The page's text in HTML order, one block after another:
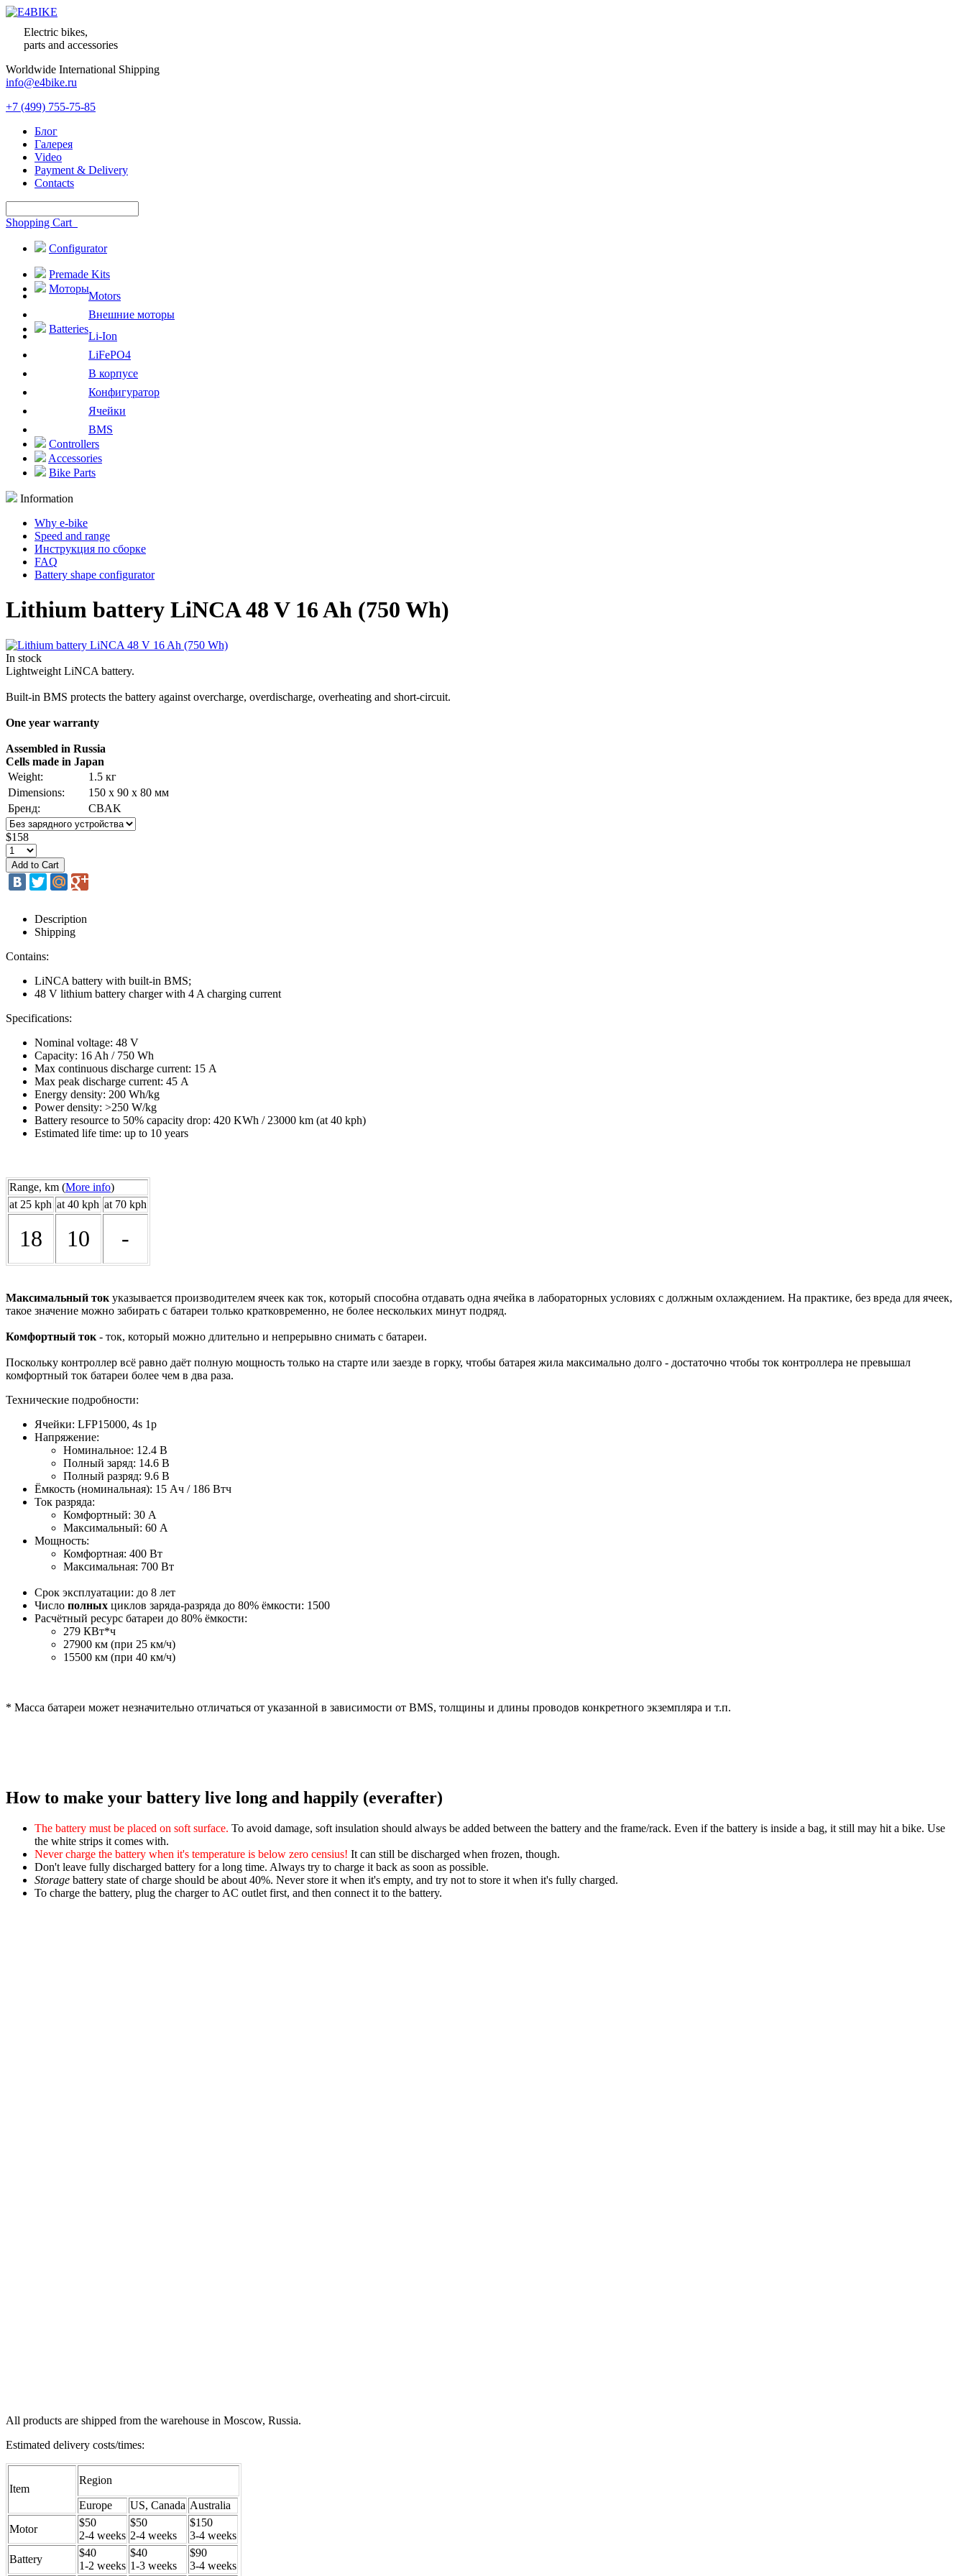
Electric bikes,
parts and accessories
Worldwide International Shipping
info@e4bike.ru
+7 (499) 755-75-85
Блог
Галерея
Video
Payment & Delivery
Contacts
Shopping Cart
Configurator
Premade Kits
Моторы
Motors
Внешние моторы
Batteries
Li-Ion
LiFePO4
В корпусе
Конфигуратор
Ячейки
BMS
Controllers
Accessories
Bike Parts
Information
Why e-bike
Speed and range
Инструкция по сборке
FAQ
Battery shape configurator
Lithium battery LiNCA 48 V 16 Ah (750 Wh)
In stock
Lightweight LiNCA battery.
Built-in BMS protects the battery against overcharge, overdischarge, overheating and short-circuit.
One year warranty
Assembled in Russia
Cells made in Japan
Weight:
1.5 кг
Dimensions:
150 х 90 х 80 мм
Бренд:
CBAK
$158
Description
Shipping
Contains:
LiNCA battery with built-in BMS;
48 V lithium battery charger with 4 A charging current
Specifications:
Nominal voltage: 48 V
Capacity: 16 Ah / 750 Wh
Max continuous discharge current: 15 А
Max peak discharge current: 45 А
Energy density: 200 Wh/kg
Power density: >250 W/kg
Battery resource to 50% capacity drop: 420 KWh / 23000 km (at 40 kph)
Estimated life time: up to 10 years
Range, km (More info)
at 25 kph at 40 kph at 70 kph
18 10 -
Максимальный ток указывается производителем ячеек как ток, который способна отдавать одна ячейка в лабораторных условиях с должным охлаждением. На практике, без вреда для ячеек,
такое значение можно забирать с батареи только кратковременно, не более нескольких минут подряд.
Комфортный ток - ток, который можно длительно и непрерывно снимать с батареи.
Поскольку контроллер всё равно даёт полную мощность только на старте или заезде в горку, чтобы батарея жила максимально долго - достаточно чтобы ток контроллера не превышал
комфортный ток батареи более чем в два раза.
Технические подробности:
Ячейки: LFP15000, 4s 1p
Напряжение:
Номинальное: 12.4 В
Полный заряд: 14.6 В
Полный разряд: 9.6 В
Ёмкость (номинальная): 15 Ач / 186 Втч
Ток разряда:
Комфортный: 30 A
Максимальный: 60 A
Мощность:
Комфортная: 400 Вт
Максимальная: 700 Вт
Срок эксплуатации: до 8 лет
Число полных циклов заряда-разряда до 80% ёмкости: 1500
Расчётный ресурс батареи до 80% ёмкости:
279 КВт*ч
27900 км (при 25 км/ч)
15500 км (при 40 км/ч)
* Масса батареи может незначительно отличаться от указанной в зависимости от BMS, толщины и длины проводов конкретного экземпляра и т.п.
How to make your battery live long and happily (everafter)
The battery must be placed on soft surface. To avoid damage, soft insulation should always be added between the battery and the frame/rack. Even if the battery is inside a bag, it still may hit a bike. Use
the white strips it comes with.
Never charge the battery when it's temperature is below zero censius! It can still be discharged when frozen, though.
Don't leave fully discharged battery for a long time. Always try to charge it back as soon as possible.
Storage battery state of charge should be about 40%. Never store it when it's empty, and try not to store it when it's fully charged.
To charge the battery, plug the charger to AC outlet first, and then connect it to the battery.
All products are shipped from the warehouse in Moscow, Russia.
Estimated delivery costs/times:
Item
Region
Europe US, Canada Australia
Motor
$50
2-4 weeks
$50
2-4 weeks
$150
3-4 weeks
Battery
$40
1-2 weeks
$40
1-3 weeks
$90
3-4 weeks